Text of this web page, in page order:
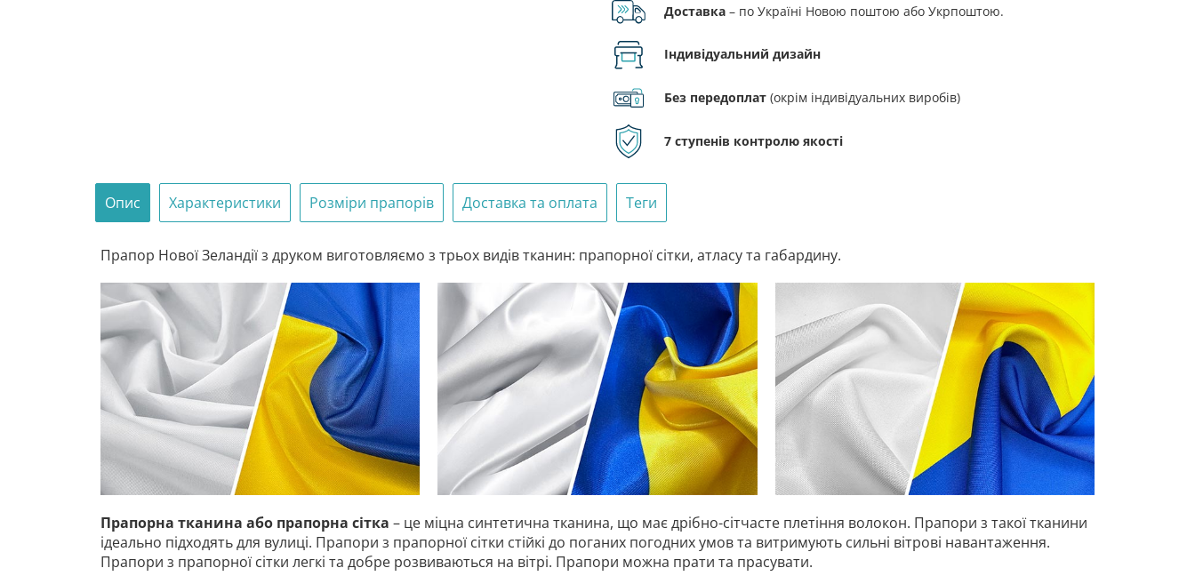
Доставка – по Україні Новою поштою або Укрпоштою.
Індивідуальний дизайн
Без передоплат (окрім індивідуальних виробів)
7 ступенів контролю якості
Опис Характеристики Розміри прапорів Доставка та оплата Теги
Прапор Нової Зеландії з друком виготовляємо з трьох видів тканин: прапорної сітки, атласу та габардину.
Прапорна тканина або прапорна сітка – це міцна синтетична тканина, що має дрібно-сітчасте плетіння волокон. Прапори з такої тканини
ідеально підходять для вулиці. Прапори з прапорної сітки стійкі до поганих погодних умов та витримують сильні вітрові навантаження.
Прапори з прапорної сітки легкі та добре розвиваються на вітрі. Прапори можна прати та прасувати.